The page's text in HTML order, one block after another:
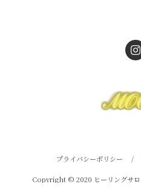
プライバシーポリシー /
Copyright © 2020 ヒーリングサ